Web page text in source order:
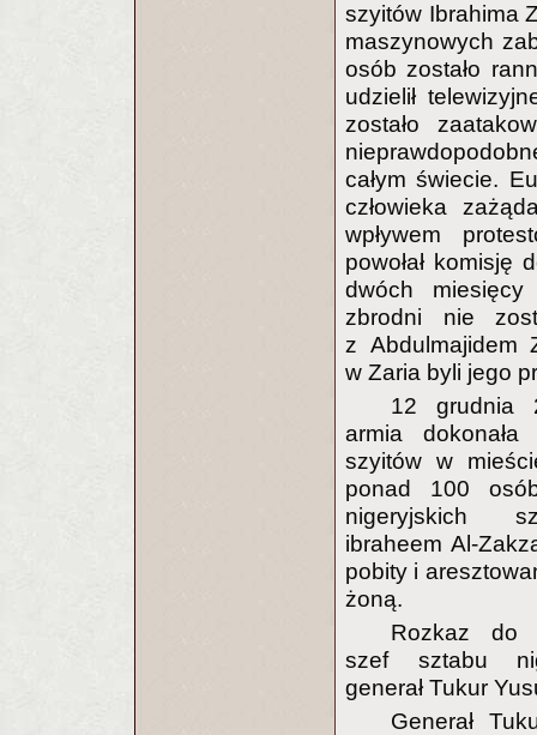
szyitów Ibrahima
maszynowych
osób zostało
udzielił
zostało
całym świecie.
człowieka
wpływem
powołał komisję
dwóch
zbrodni nie
z Abdulmajidem
w Zaria byli jego
12 grudnia
armia
szyitów w
ponad 100
nigeryjskich
ibraheem Al-
pobity i
żoną.
Rozkaz do
szef sztabu
generał Tukur
Generał